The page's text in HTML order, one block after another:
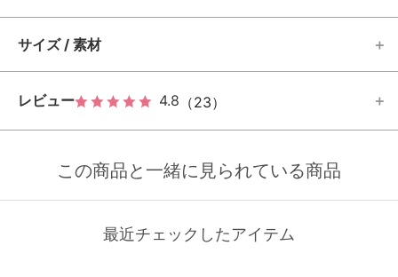
サイズ / 素材
レビュー 4.8 （23）
この商品と一緒に見られている商品
最近チェックしたアイテム